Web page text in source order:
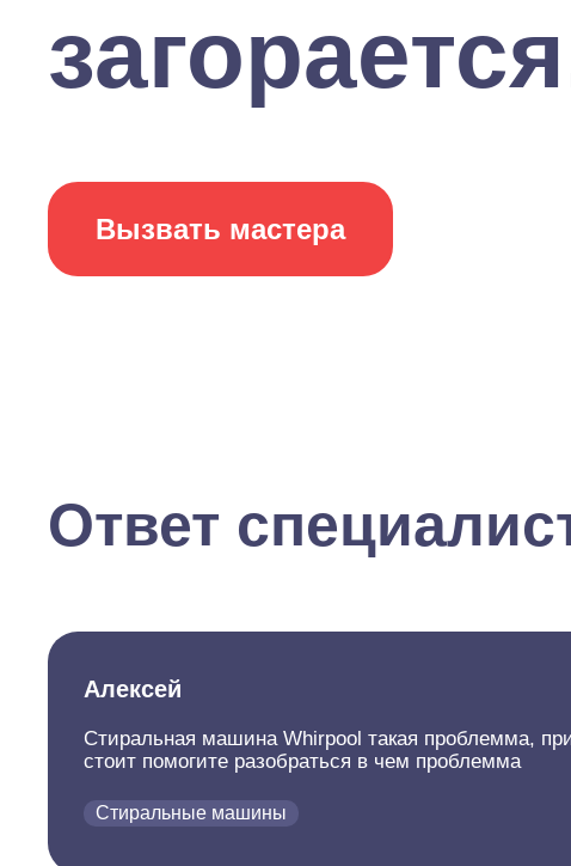
Вызвать мастера
Ответ
Алексей
Стиральная машина Whirpool такая проблемма,
стоит помогите разобраться в чем проблемма
Стиральные машины